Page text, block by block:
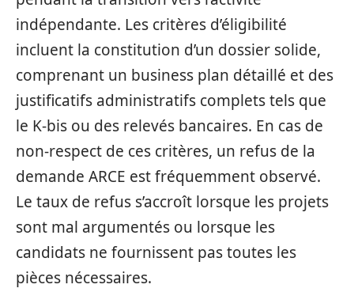
indépendante. Les critères d’éligibilité
incluent la constitution d’un dossier solide,
comprenant un business plan détaillé et des
justificatifs administratifs complets tels que
le K-bis ou des relevés bancaires. En cas de
non-respect de ces critères, un refus de la
demande ARCE est fréquemment observé.
Le taux de refus s’accroît lorsque les projets
sont mal argumentés ou lorsque les
candidats ne fournissent pas toutes les
pièces nécessaires.